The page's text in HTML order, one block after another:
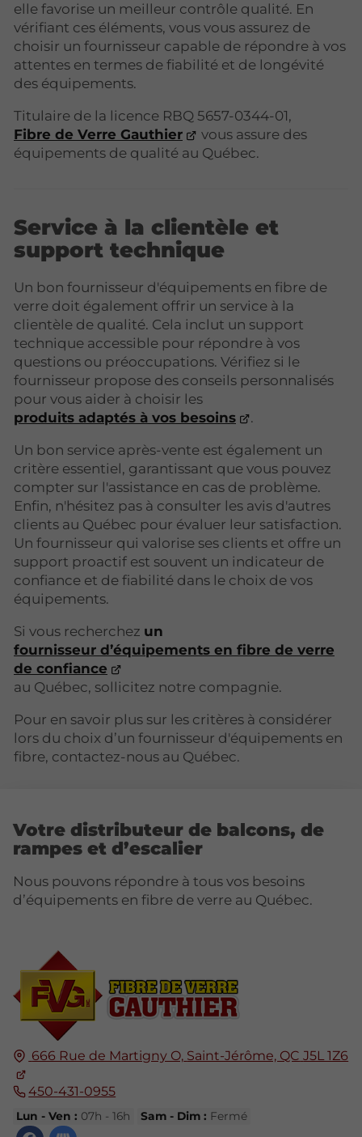
elle favorise un meilleur contrôle qualité. En
vérifiant ces éléments, vous vous assurez de
choisir un fournisseur capable de répondre à vos
attentes en termes de fiabilité et de longévité
des équipements.
Titulaire de la licence RBQ 5657-0344-01,
Fibre de Verre Gauthier
vous assure des
équipements de qualité au Québec.
Service à la clientèle et
support technique
Un bon fournisseur d'équipements en fibre de
verre doit également offrir un service à la
clientèle de qualité. Cela inclut un support
technique accessible pour répondre à vos
questions ou préoccupations. Vérifiez si le
fournisseur propose des conseils personnalisés
pour vous aider à choisir les
produits adaptés à vos besoins
.
Un bon service après-vente est également un
critère essentiel, garantissant que vous pouvez
compter sur l'assistance en cas de problème.
Enfin, n'hésitez pas à consulter les avis d'autres
clients au Québec pour évaluer leur satisfaction.
Un fournisseur qui valorise ses clients et offre un
support proactif est souvent un indicateur de
confiance et de fiabilité dans le choix de vos
équipements.
Si vous recherchez un
fournisseur d’équipements en fibre de verre
de confiance
au Québec, sollicitez notre compagnie.
Pour en savoir plus sur les critères à considérer
lors du choix d’un fournisseur d'équipements en
fibre, contactez-nous au Québec.
666 Rue de Martigny O, Saint-Jérôme, QC J5L 1Z6
450-431-0955
Lun - Ven : 07h - 16h Sam - Dim : Fermé
Votre distributeur de balcons, de
rampes et d’escalier
Nous pouvons répondre à tous vos besoins
d’équipements en fibre de verre au Québec.